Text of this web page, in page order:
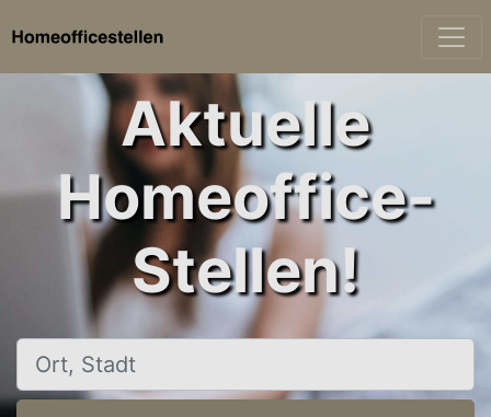
Aktuelle
Homeoffice-
Stellen!
Ort, Stadt